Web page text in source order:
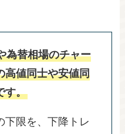
為替相場のチャー
高値同士や安値同
す。
下限を、下降トレ